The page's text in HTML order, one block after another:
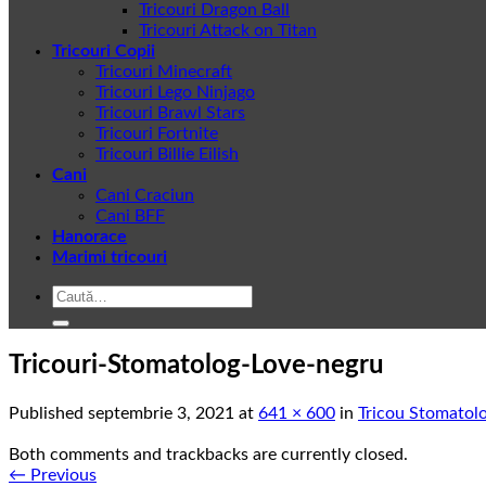
Tricouri Dragon Ball
Tricouri Attack on Titan
Tricouri Copii
Tricouri Minecraft
Tricouri Lego Ninjago
Tricouri Brawl Stars
Tricouri Fortnite
Tricouri Billie Eilish
Cani
Cani Craciun
Cani BFF
Hanorace
Marimi tricouri
Caută
Tricouri-Stomatolog-Love-negru
Published septembrie 3, 2021 at 641 × 600 in Tricou
Both comments and trackbacks are currently closed.
← Previous